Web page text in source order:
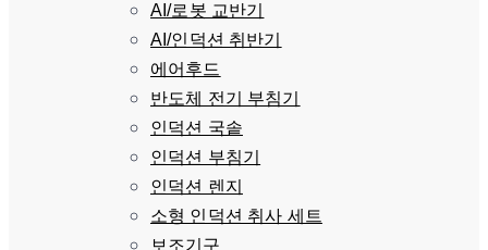
AI/로봇 교반기
AI/인덕션 취반기
에어후드
반도체 전기 부침기
인덕션 국솥
인덕션 부침기
인덕션 렌지
소형 인덕션 취사 세트
보조기구